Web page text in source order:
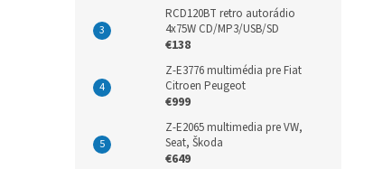
RCD120BT retro autorádio
4x75W CD/MP3/USB/SD
€138
Z-E3776 multimédia pre Fiat
Citroen Peugeot
€999
Z-E2065 multimedia pre VW,
Seat, Škoda
€649